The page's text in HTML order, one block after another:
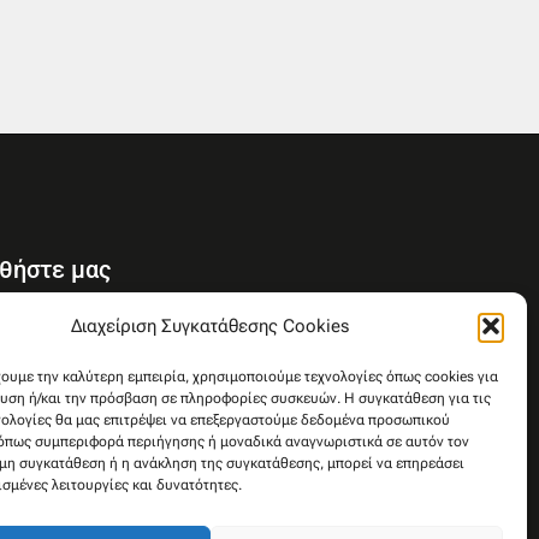
Διαχείριση Συγκατάθεσης Cookies
την καλύτερη εμπειρία, χρησιμοποιούμε τεχνολογίες όπως cookies για
ή/και την πρόσβαση σε πληροφορίες συσκευών. Η συγκατάθεση για τις
θα μας επιτρέψει να επεξεργαστούμε δεδομένα προσωπικού
συμπεριφορά περιήγησης ή μοναδικά αναγνωριστικά σε αυτόν τον
συγκατάθεση ή η ανάκληση της συγκατάθεσης, μπορεί να επηρεάσει
λειτουργίες και δυνατότητες.
μας
u
t
u
b
e